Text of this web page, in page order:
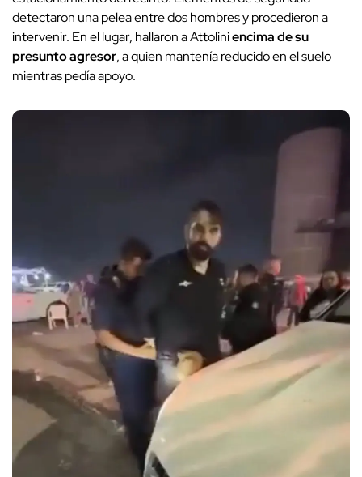
detectaron una pelea entre dos hombres y procedieron a
intervenir. En el lugar, hallaron a Attoliniencima de su
presunto agresor, a quien mantenía reducido en el suelo
mientras pedía apoyo.